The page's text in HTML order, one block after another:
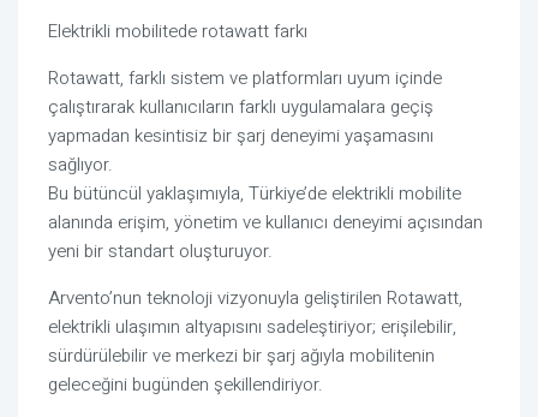
Elektrikli mobilitede rotawatt farkı
Rotawatt, farklı sistem ve platformları uyum içinde
çalıştırarak kullanıcıların farklı uygulamalara geçiş
yapmadan kesintisiz bir şarj deneyimi yaşamasını
sağlıyor.
Bu bütüncül yaklaşımıyla, Türkiye’de elektrikli mobilite
alanında erişim, yönetim ve kullanıcı deneyimi açısından
yeni bir standart oluşturuyor.
Arvento’nun teknoloji vizyonuyla geliştirilen Rotawatt,
elektrikli ulaşımın altyapısını sadeleştiriyor; erişilebilir,
sürdürülebilir ve merkezi bir şarj ağıyla mobilitenin
geleceğini bugünden şekillendiriyor.